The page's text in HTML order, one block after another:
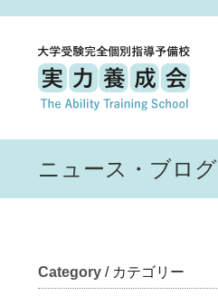
ニュース・ブログ
Category / カテゴリー